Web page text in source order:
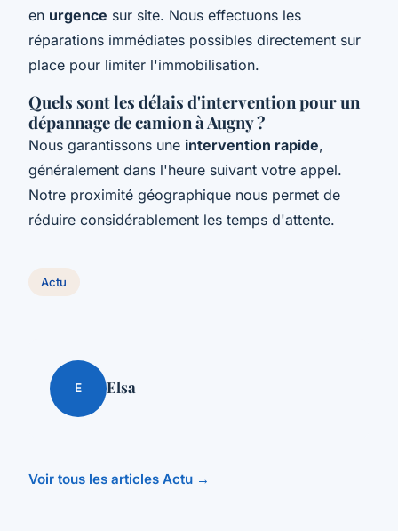
en urgence sur site. Nous effectuons les
réparations immédiates possibles directement sur
place pour limiter l'immobilisation.
Quels sont les délais d'intervention pour un
dépannage de camion à Augny ?
Nous garantissons une intervention rapide,
généralement dans l'heure suivant votre appel.
Notre proximité géographique nous permet de
réduire considérablement les temps d'attente.
Actu
E Elsa
Voir tous les articles Actu →